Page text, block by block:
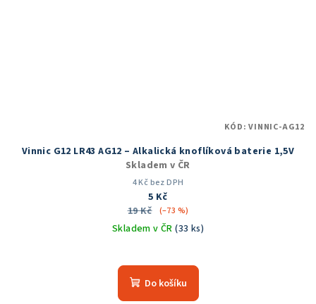
Vinnic G12 LR43 AG12 – Alkalická knoflíková baterie 1,5V
Skladem v ČR
4 Kč bez DPH
5 Kč
19 Kč
(–73 %)
Skladem v ČR(33 ks)
Do košíku
KÓD:VINNIC-AG12